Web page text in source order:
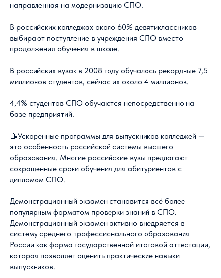
направленная на модернизацию СПО.
В российских колледжах около 60% девятиклассников
выбирают поступление в учреждения СПО вместо
продолжения обучения в школе.
В российских вузах в 2008 году обучалось рекордные 7,5
миллионов студентов, сейчас их около 4 миллионов.
4,4% студентов СПО обучаются непосредственно на
базе предприятий.
📝Ускоренные программы для выпускников колледжей —
это особенность российской системы высшего
образования. Многие российские вузы предлагают
сокращенные сроки обучения для абитуриентов с
дипломом СПО.
Демонстрационный экзамен становится всё более
популярным форматом проверки знаний в СПО.
Демонстрационный экзамен активно внедряется в
систему среднего профессионального образования
России как форма государственной итоговой аттестации,
которая позволяет оценить практические навыки
выпускников.